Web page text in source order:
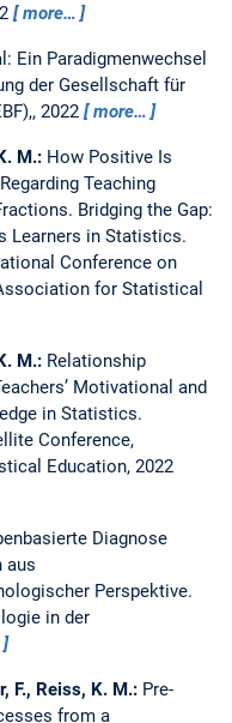
more…
Ein Paradigmenwechsel
der Gesellschaft für
2022
more…
M.: How Positive Is
Teaching
Bridging the Gap:
Learners in Statistics.
Conference on
for Statistical
M.: Relationship
Motivational and
in Statistics.
Conference,
Education, 2022
Diagnose
aus
Perspektive.
in der
F., Reiss, K. M.: Pre-
from a